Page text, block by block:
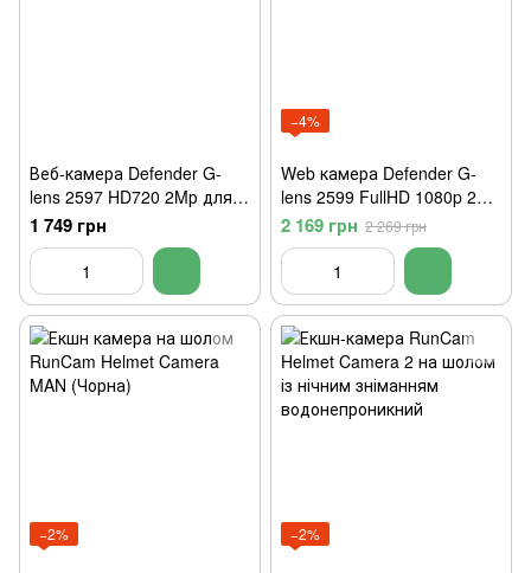
Веб-камера Defender G-
lens 2597 HD720 2Mр для
відеозв'язку
1 749 грн
−4%
Web камера Defender G-
lens 2599 FullHD 1080p 2mp
з прищіпкою
2 169 грн 2 269 грн
−2% −2%